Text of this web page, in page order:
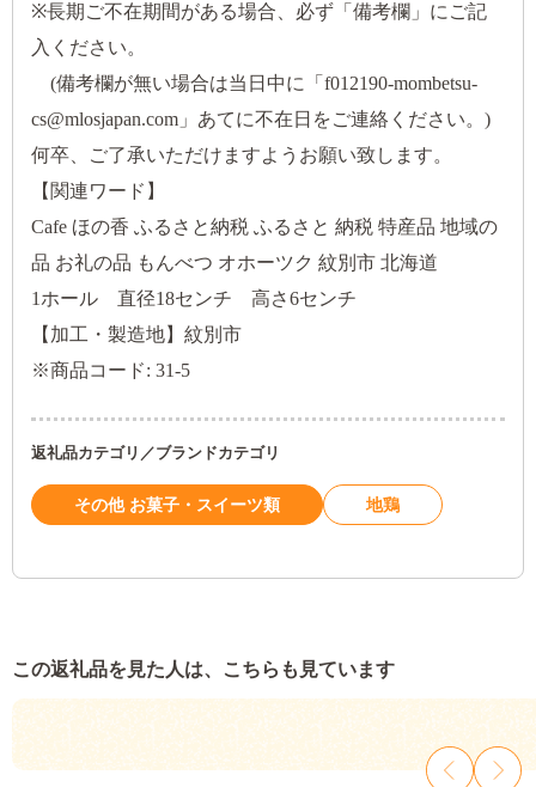
※長期ご不在期間がある場合、必ず「備考欄」にご記
入ください。
(備考欄が無い場合は当日中に「f012190-mombetsu-
cs@mlosjapan.com」あてに不在日をご連絡ください。)
何卒、ご了承いただけますようお願い致します。
【関連ワード】
Cafe ほの香 ふるさと納税 ふるさと 納税 特産品 地域の
品 お礼の品 もんべつ オホーツク 紋別市 北海道
1ホール 直径18センチ 高さ6センチ
【加工・製造地】紋別市
※商品コード: 31-5
返礼品カテゴリ／ブランドカテゴリ
その他 お菓子・スイーツ類 地鶏
この返礼品を見た人は、こちらも見ています